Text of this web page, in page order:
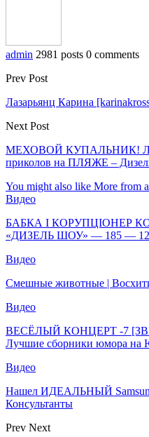
admin 2981 posts 0 comments
Prev Post
Лазарьянц Карина
Next Post
МЕХОВОЙ КУПАЛЬНИК!
приколов на ПЛЯЖЕ –
You might also like More from
Видео
БАБКА І КОРУПЦІОНЕР
«ДИЗЕЛЬ ШОУ» — 185 —
Видео
Смешные животные |
Видео
ВЕСЁЛЫЙ КОНЦЕРТ -7
Лучшие сборники юмора
Видео
Нашел ИДЕАЛЬНЫЙ
Консультанты
Prev Next